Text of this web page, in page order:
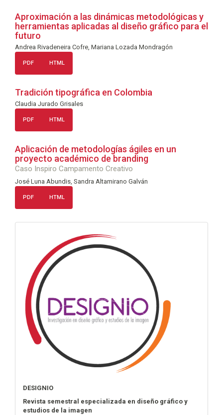
Aproximación a las dinámicas metodológicas y
herramientas aplicadas al diseño gráfico para el
futuro
Andrea Rivadeneira Cofre, Mariana Lozada Mondragón
PDF HTML
Tradición tipográfica en Colombia
Claudia Jurado Grisales
PDF HTML
Aplicación de metodologías ágiles en un
proyecto académico de branding
Caso Inspiro Campamento Creativo
José Luna Abundis, Sandra Altamirano Galván
PDF HTML
DESIGNIO
Revista semestral especializada en diseño gráfico y
estudios de la imagen